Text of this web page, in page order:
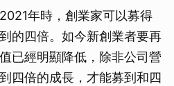
年時，創業家可以募得
的四倍。如今新創業者要再
已經明顯降低，除非公司營
四倍的成長，才能募到和四